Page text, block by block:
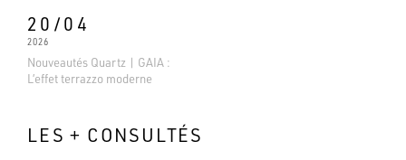
20/04
2026
Nouveautés Quartz | GAIA :
L’effet terrazzo moderne
LES + CONSULTÉS